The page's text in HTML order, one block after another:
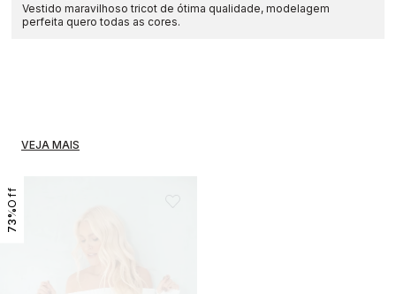
Vestido maravilhoso tricot de ótima qualidade, modelagem
perfeita quero todas as cores.
VEJA MAIS
73%